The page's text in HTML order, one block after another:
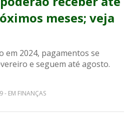
meses; veja
em 2024, pagamentos se
e seguem até agosto.
- EM FINANÇAS